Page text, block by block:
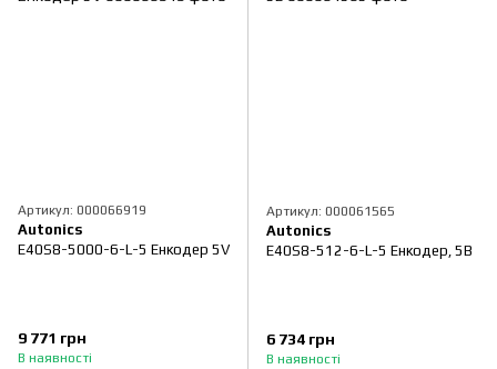
Артикул: 000066919
Autonics
E40S8-5000-6-L-5 Енкодер 5V
9 771 грн
В наявності
Артикул: 000061565
Autonics
E40S8-512-6-L-5 Енкодер, 5В
6 734 грн
В наявності